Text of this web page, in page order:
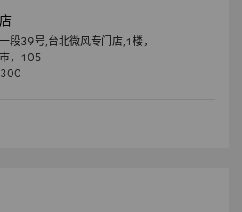
段39号,台北微风专门店,1楼，
， 105